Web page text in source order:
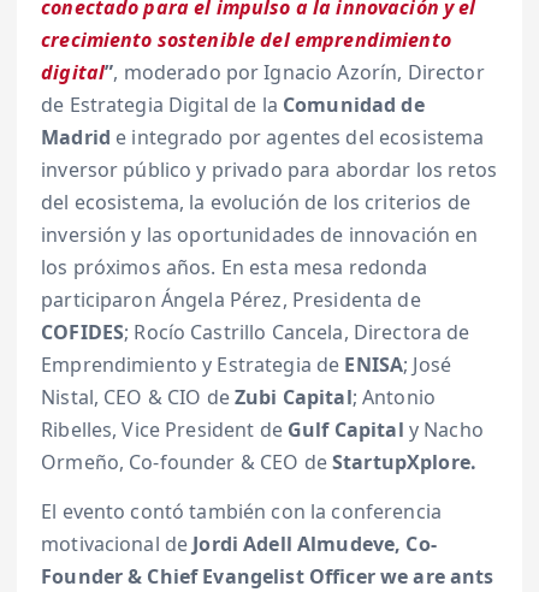
conectado para el impulso a la innovación y el
crecimiento sostenible del emprendimiento
digital”, moderado por Ignacio Azorín, Director
de Estrategia Digital de la Comunidad de
Madrid e integrado por agentes del ecosistema
inversor público y privado para abordar los retos
del ecosistema, la evolución de los criterios de
inversión y las oportunidades de innovación en
los próximos años. En esta mesa redonda
participaron Ángela Pérez, Presidenta de
COFIDES; Rocío Castrillo Cancela, Directora de
Emprendimiento y Estrategia de ENISA; José
Nistal, CEO & CIO deZubi Capital; Antonio
Ribelles, Vice President de Gulf Capital y Nacho
Ormeño, Co-founder & CEO deStartupXplore.
El evento contó también con la conferencia
motivacional de Jordi Adell Almudeve, Co-
Founder & Chief Evangelist Officer we are ants